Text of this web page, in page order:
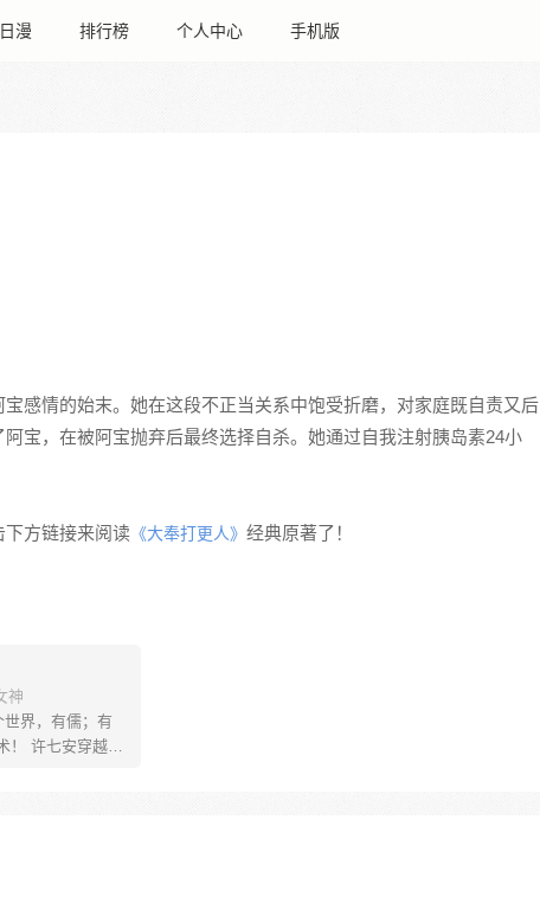
日漫 排行榜 个人中心 手机版
感情的始末。她在这段不正当关系中饱受折磨，对家庭既自责又后
宝，在被阿宝抛弃后最终选择自杀。她通过自我注射胰岛素24小
方链接来阅读 《大奉打更人》 经典原著了！
神
世界，有儒；有
！ 许七安穿越醒
者卖报小郎君